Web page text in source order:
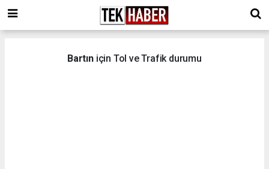
Bartın için Tol ve Trafik durumu